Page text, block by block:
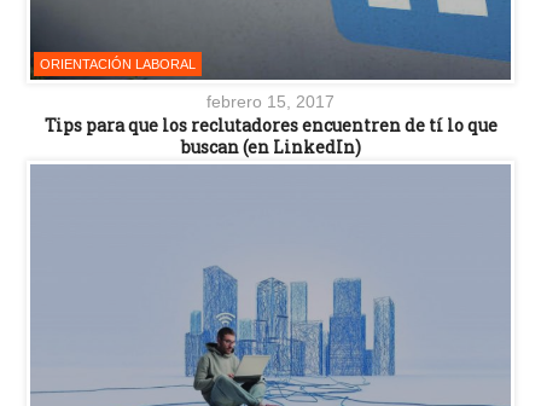
ORIENTACIÓN LABORAL
febrero 15, 2017
Tips para que los reclutadores encuentren de tí lo que
buscan (en LinkedIn)